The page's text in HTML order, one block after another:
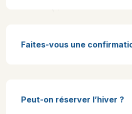
Faites-vous une
Peut-on réserver l’hiver ?